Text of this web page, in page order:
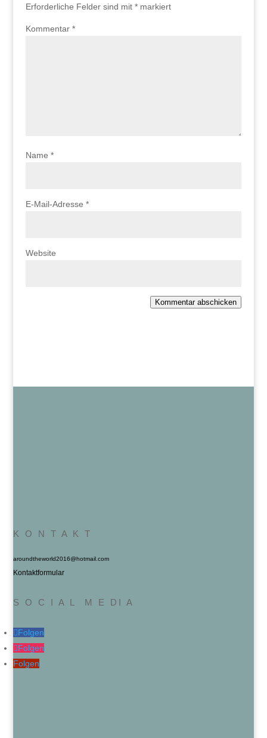
Erforderliche Felder sind mit *markiert
Kommentar *
Name *
E-Mail-Adresse *
Website
Kommentar abschicken
K O N T A K T
aroundtheworld2016@hotmail.com
Kontaktformular
S O C I A L M E DI A
Folgen
Folgen
Folgen